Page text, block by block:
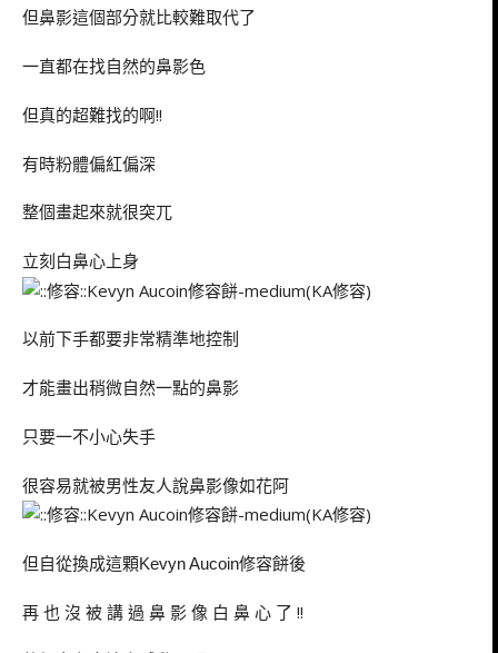
但鼻影這個部分就比較難取代了
一直都在找自然的鼻影色
但真的超難找的啊!!
有時粉體偏紅偏深
整個畫起來就很突兀
立刻白鼻心上身
以前下手都要非常精準地控制
才能畫出稍微自然一點的鼻影
只要一不小心失手
很容易就被男性友人說鼻影像如花阿
但自從換成這顆Kevyn Aucoin修容餅後
再 也 沒 被 講 過 鼻 影 像 白 鼻 心 了 !!